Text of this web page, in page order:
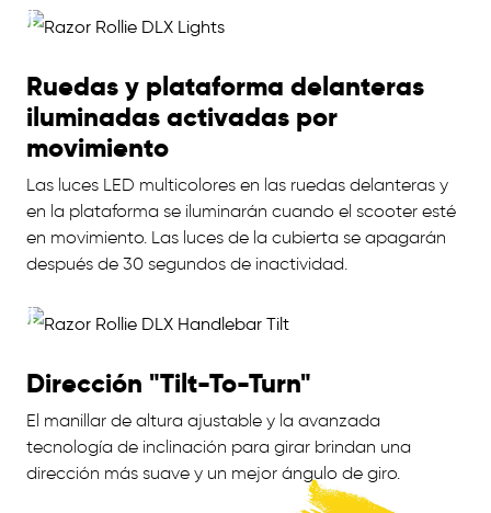
Ruedas y plataforma delanteras
iluminadas activadas por
movimiento
Las luces LED multicolores en las ruedas delanteras y
en la plataforma se iluminarán cuando el scooter esté
en movimiento. Las luces de la cubierta se apagarán
después de 30 segundos de inactividad.
Dirección "Tilt-To-Turn"
El manillar de altura ajustable y la avanzada
tecnología de inclinación para girar brindan una
dirección más suave y un mejor ángulo de giro.